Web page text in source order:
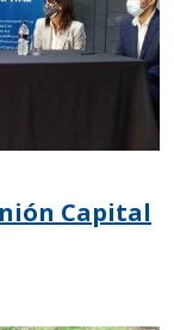
Capital